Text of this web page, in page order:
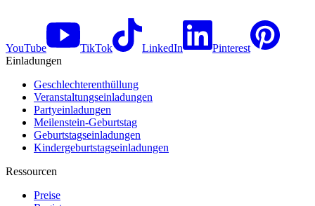
YouTube TikTok LinkedIn
Pinterest
Einladungen
Geschlechterenthüllung
Veranstaltungseinladungen
Partyeinladungen
Meilenstein-Geburtstag
Geburtstagseinladungen
Kindergeburtstagseinladungen
Ressourcen
Preise